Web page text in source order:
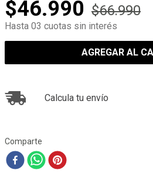
$46.990 $66.990
Hasta 03 cuotas sin interés
AGREGAR AL
Calcula tu envío
Comparte